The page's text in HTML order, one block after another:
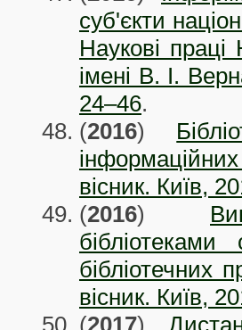
суб'єкти
Наукові праці
імені В. І.
24–46.
(2016)
вісник. Київ,
(2016)
бібліотечних
вісник. Київ,
(2017)